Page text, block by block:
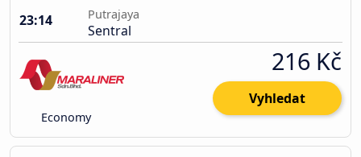
23:14
Putrajaya
Sentral
Economy
216 Kč
Vyhledat